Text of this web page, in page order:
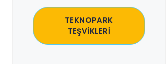
TEKNOPARK
TEŞVİKLERİ